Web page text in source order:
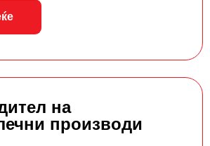
на
производи